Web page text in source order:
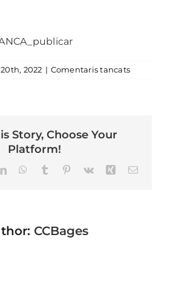
2022 | Comentaris tancatsa
Story, Choose Your
Platform!
LinkedInWhatsApp
TumblrPinterest
Vk XingEmail
CCBages